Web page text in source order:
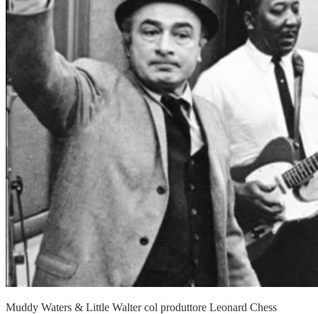
Muddy Waters & Little Walter col produttore Leonard Chess